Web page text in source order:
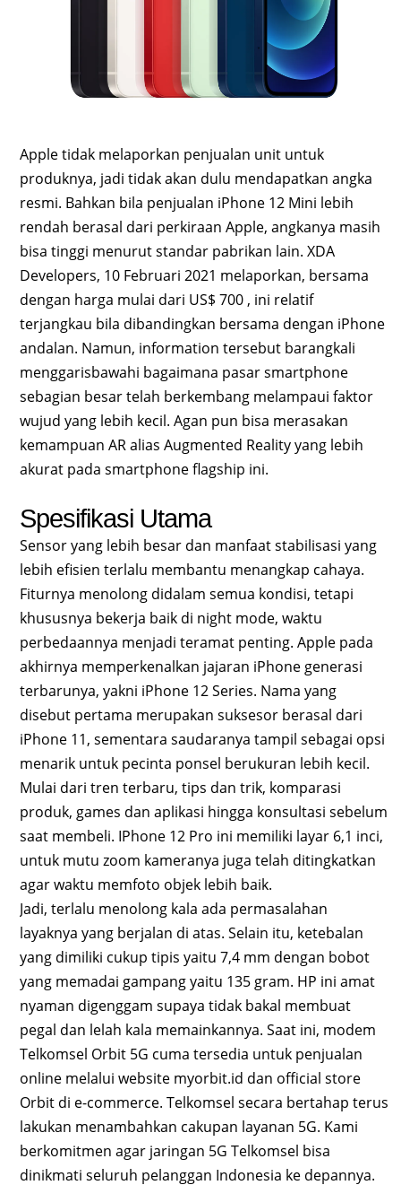
Apple tidak melaporkan penjualan unit untuk
produknya, jadi tidak akan dulu mendapatkan angka
resmi. Bahkan bila penjualan iPhone 12 Mini lebih
rendah berasal dari perkiraan Apple, angkanya masih
bisa tinggi menurut standar pabrikan lain. XDA
Developers, 10 Februari 2021 melaporkan, bersama
dengan harga mulai dari US$ 700 , ini relatif
terjangkau bila dibandingkan bersama dengan iPhone
andalan. Namun, information tersebut barangkali
menggarisbawahi bagaimana pasar smartphone
sebagian besar telah berkembang melampaui faktor
wujud yang lebih kecil. Agan pun bisa merasakan
kemampuan AR alias Augmented Reality yang lebih
akurat pada smartphone flagship ini.
Spesifikasi Utama
Sensor yang lebih besar dan manfaat stabilisasi yang
lebih efisien terlalu membantu menangkap cahaya.
Fiturnya menolong didalam semua kondisi, tetapi
khususnya bekerja baik di night mode, waktu
perbedaannya menjadi teramat penting. Apple pada
akhirnya memperkenalkan jajaran iPhone generasi
terbarunya, yakni iPhone 12 Series. Nama yang
disebut pertama merupakan suksesor berasal dari
iPhone 11, sementara saudaranya tampil sebagai opsi
menarik untuk pecinta ponsel berukuran lebih kecil.
Mulai dari tren terbaru, tips dan trik, komparasi
produk, games dan aplikasi hingga konsultasi sebelum
saat membeli. IPhone 12 Pro ini memiliki layar 6,1 inci,
untuk mutu zoom kameranya juga telah ditingkatkan
agar waktu memfoto objek lebih baik.
Jadi, terlalu menolong kala ada permasalahan
layaknya yang berjalan di atas. Selain itu, ketebalan
yang dimiliki cukup tipis yaitu 7,4 mm dengan bobot
yang memadai gampang yaitu 135 gram. HP ini amat
nyaman digenggam supaya tidak bakal membuat
pegal dan lelah kala memainkannya. Saat ini, modem
Telkomsel Orbit 5G cuma tersedia untuk penjualan
online melalui website myorbit.id dan official store
Orbit di e-commerce. Telkomsel secara bertahap terus
lakukan menambahkan cakupan layanan 5G. Kami
berkomitmen agar jaringan 5G Telkomsel bisa
dinikmati seluruh pelanggan Indonesia ke depannya.